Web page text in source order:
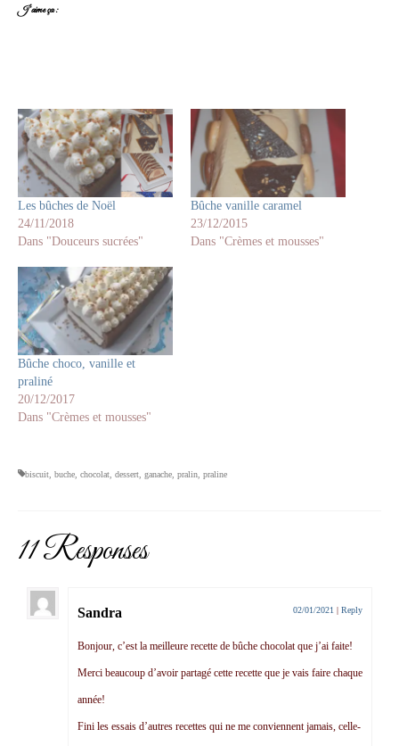
J’aime ça :
Les bûches de Noël
24/11/2018
Dans "Douceurs sucrées"
Bûche vanille caramel
23/12/2015
Dans "Crèmes et mousses"
Bûche choco, vanille et
praliné
20/12/2017
Dans "Crèmes et mousses"
biscuit, buche, chocolat, dessert, ganache, pralin, praline
11 Responses
Sandra 02/01/2021 Reply
Bonjour, c’est la meilleure recette de bûche chocolat que j’ai faite!
Merci beaucoup d’avoir partagé cette recette que je vais faire chaque
année!
Fini les essais d’autres recettes qui ne me conviennent jamais, celle-